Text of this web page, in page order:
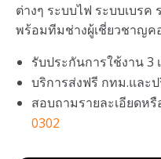
ต่างๆ ระบบไฟ ระบบเบร
พร้อมทีมช่างผู้เชี่ยวชาญค
รับประกันการใช้งาน 3
บริการส่งฟรี กทม.และ
สอบถามรายละเอียดห
0302